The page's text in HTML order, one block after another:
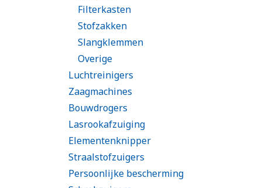
Filterkasten
Stofzakken
Slangklemmen
Overige
Luchtreinigers
Zaagmachines
Bouwdrogers
Lasrookafzuiging
Elementenknipper
Straalstofzuigers
Persoonlijke bescherming